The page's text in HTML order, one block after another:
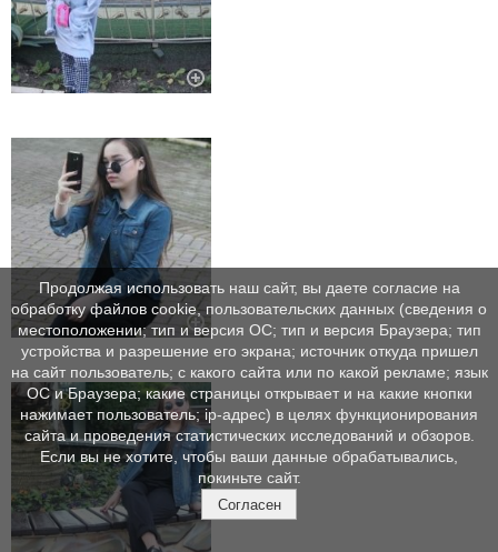
Продолжая использовать наш сайт, вы даете согласие на
обработку файлов cookie, пользовательских данных (сведения о
местоположении; тип и версия ОС; тип и версия Браузера; тип
устройства и разрешение его экрана; источник откуда пришел
на сайт пользователь; с какого сайта или по какой рекламе; язык
ОС и Браузера; какие страницы открывает и на какие кнопки
нажимает пользователь; ip-адрес) в целях функционирования
сайта и проведения статистических исследований и обзоров.
Если вы не хотите, чтобы ваши данные обрабатывались,
покиньте сайт.
Согласен